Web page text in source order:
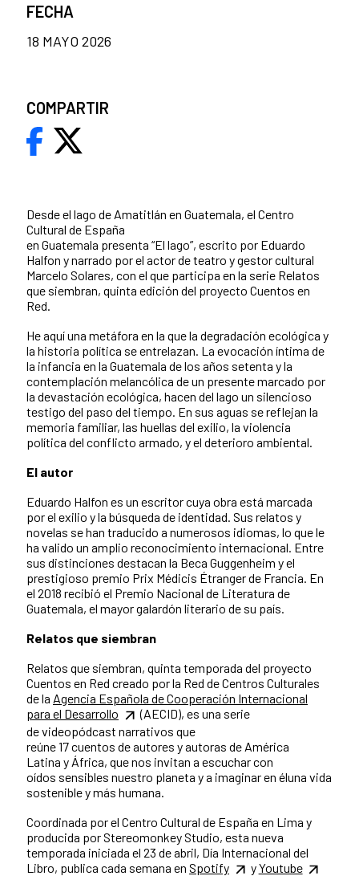
Desde el lago de Amatitlán en Guatemala, el Centro
Cultural de España
en Guatemala presenta “El lago”, escrito por Eduardo
Halfon y narrado por el actor de teatro y gestor cultural
Marcelo Solares, con el que participa en la serie Relatos
que siembran, quinta edición del proyecto Cuentos en
Red.
He aquí una metáfora en la que la degradación ecológica y
la historia política se entrelazan. La evocación íntima de
la infancia en la Guatemala de los años setenta y la
contemplación melancólica de un presente marcado por
la devastación ecológica, hacen del lago un silencioso
testigo del paso del tiempo. En sus aguas se reflejan la
memoria familiar, las huellas del exilio, la violencia
política del conflicto armado, y el deterioro ambiental.
El autor
Eduardo Halfon es un escritor cuya obra está marcada
por el exilio y la búsqueda de identidad. Sus relatos y
novelas se han traducido a numerosos idiomas, lo que le
ha valido un amplio reconocimiento internacional. Entre
sus distinciones destacan la Beca Guggenheim y el
prestigioso premio Prix Médicis Étranger de Francia. En
el 2018 recibió el Premio Nacional de Literatura de
Guatemala, el mayor galardón literario de su país.
Relatos que siembran
Relatos que siembran, quinta temporada del proyecto
Cuentos en Red creado por la Red de Centros Culturales
de la Agencia Española de Cooperación Internacional
para el Desarrollo
(AECID), es una serie
de videopódcast narrativos que
reúne 17 cuentos de autores y autoras de América
Latina y África, que nos invitan a escuchar con
oídos sensibles nuestro planeta y a imaginar en éluna vida
sostenible y más humana.
Coordinada por el Centro Cultural de España en Lima y
producida por Stereomonkey Studio, esta nueva
temporada iniciada el 23 de abril, Día Internacional del
Libro, publica cada semana en Spotify yYoutube
FECHA
18 MAYO 2026
COMPARTIR